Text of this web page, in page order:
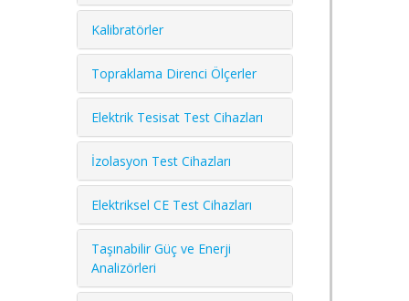
Kalibratörler
Topraklama Direnci Ölçerler
Elektrik Tesisat Test Cihazları
İzolasyon Test Cihazları
Elektriksel CE Test Cihazları
Taşınabilir Güç ve Enerji
Analizörleri